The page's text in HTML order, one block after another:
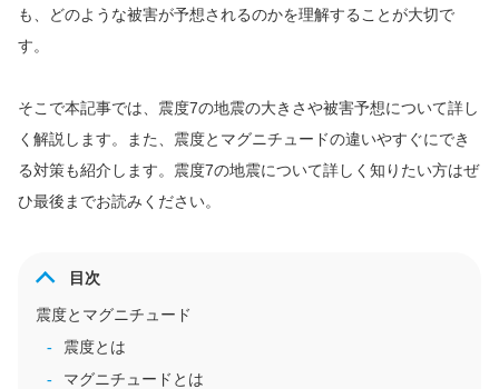
も、どのような被害が予想されるのかを理解することが大切で
す。
そこで本記事では、震度7の地震の大きさや被害予想について詳し
く解説します。また、震度とマグニチュードの違いやすぐにでき
る対策も紹介します。震度7の地震について詳しく知りたい方はぜ
ひ最後までお読みください。
目次
震度とマグニチュード
震度とは
マグニチュードとは